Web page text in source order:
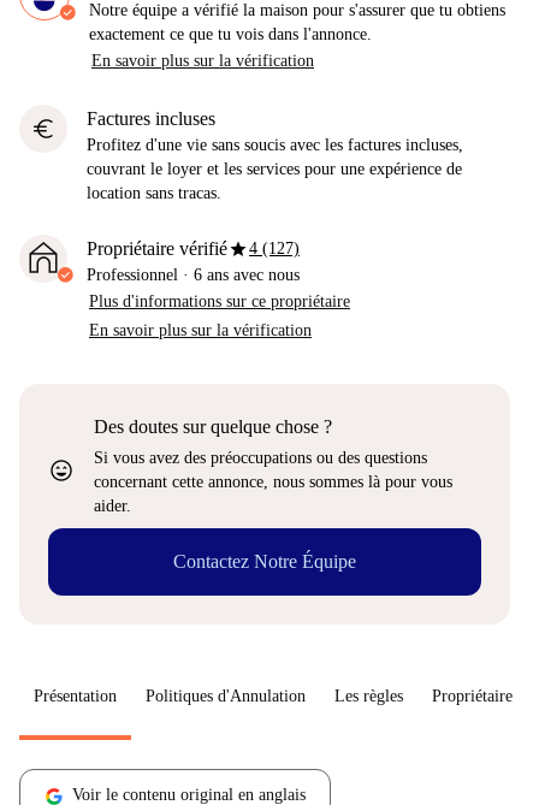
Notre équipe a vérifié la maison pour s'assurer que tu obtiens
exactement ce que tu vois dans l'annonce.
En savoir plus sur la vérification
euro Factures incluses
Profitez d'une vie sans soucis avec les factures incluses,
couvrant le loyer et les services pour une expérience de
location sans tracas.
Propriétaire vérifiéstar4 (127)
Professionnel · 6 ans avec nous
Plus d'informations sur ce propriétaire
En savoir plus sur la vérification
sentiment_very_satisfied
Des doutes sur quelque chose ?
Si vous avez des préoccupations ou des questions
concernant cette annonce, nous sommes là pour vous
aider.
Contactez Notre Équipe
Présentation Politiques d'Annulation Les règles Propriétaire
Voir le contenu original en anglais